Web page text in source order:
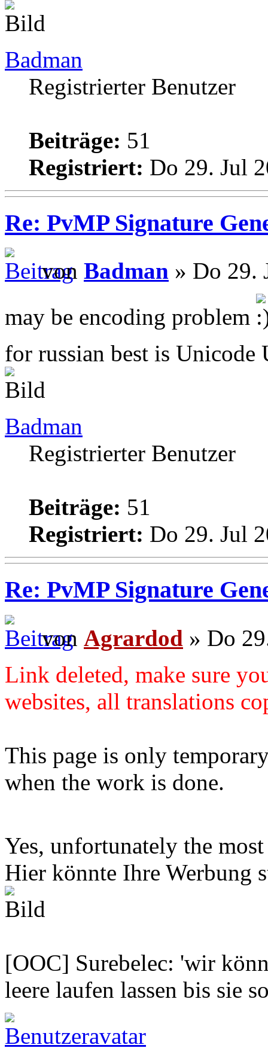
Badman
Registrierter Benutzer
Beiträge: 51
Registriert: Do 29. Jul
Re: PvMP Signature
von Badman » Do 29.
may be encoding problem
for russian best is
Badman
Registrierter Benutzer
Beiträge: 51
Registriert: Do 29. Jul
Re: PvMP Signature
von Agrardod » Do
Link deleted, make sure
websites, all translations
This page is only
when the work is done.
Yes, unfortunately the
Hier könnte Ihre Werbung
[OOC] Surebelec: 'wir
leere laufen lassen bis sie